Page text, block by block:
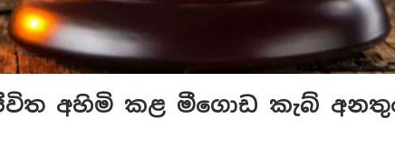
අහිමි කළ මීගොඩ කැබ්